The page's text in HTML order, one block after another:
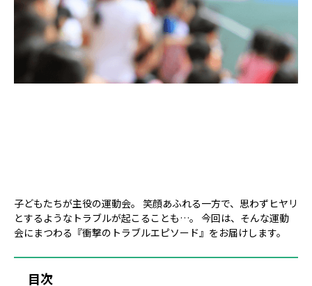
子どもたちが主役の運動会。 笑顔あふれる一方で、思わずヒヤリ
とするようなトラブルが起こることも…。 今回は、そんな運動
会にまつわる『衝撃のトラブルエピソード』をお届けします。
目次